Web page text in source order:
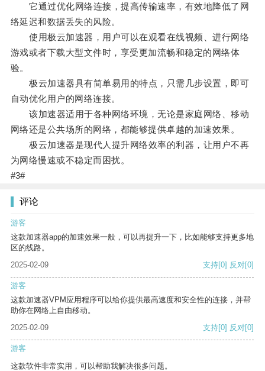
它通过优化网络连接，提高传输速率，有效地降低了网
络延迟和数据丢失的风险。
使用极云加速器，用户可以在观看在线视频、进行网络
游戏或者下载大型文件时，享受更加流畅和稳定的网络体
验。
极云加速器具有简单易用的特点，只需几步设置，即可
自动优化用户的网络连接。
该加速器适用于各种网络环境，无论是家庭网络、移动
网络还是公共场所的网络，都能够提供卓越的加速效果。
极云加速器是现代人提升网络效率的利器，让用户不再
为网络慢速或不稳定而困扰。
#3#
评论
游客
这款加速器app的加速效果一般，可以再提升一下，比如能够支持更多地
区的线路。
2025-02-09
支持[0] 反对[0]
游客
这款加速器VPM应用程序可以给你提供最高速度和安全性的连接，并帮
助你在网络上自由移动。
2025-02-09
支持[0] 反对[0]
游客
这款软件非常实用，可以帮助我解决很多问题。